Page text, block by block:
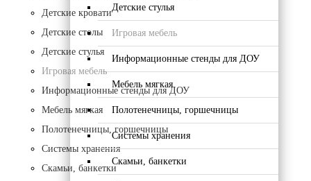
Детские стулья
Игровая мебель
Информационные стенды для ДОУ
Мебель мягкая
Полотенечницы, горшечницы
Системы хранения
Скамьи, банкетки
Детские кровати
Детские столы
Детские стулья
Игровая мебель
Информационные стенды для ДОУ
Мебель мягкая
Полотенечницы, горшечницы
Системы хранения
Скамьи, банкетки